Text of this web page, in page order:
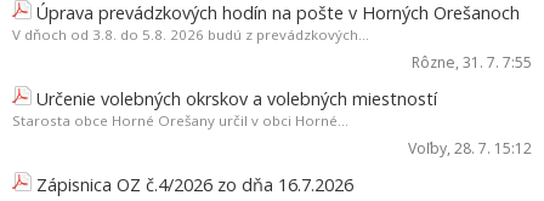
Úprava prevádzkových hodín na pošte v Horných Orešanoch
V dňoch od 3.8. do 5.8. 2026 budú z prevádzkových...
Rôzne, 31. 7. 7:55
Určenie volebných okrskov a volebných miestností
Starosta obce Horné Orešany určil v obci Horné...
Voľby, 28. 7. 15:12
Zápisnica OZ č.4/2026 zo dňa 16.7.2026